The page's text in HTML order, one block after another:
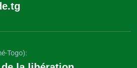
Togo):